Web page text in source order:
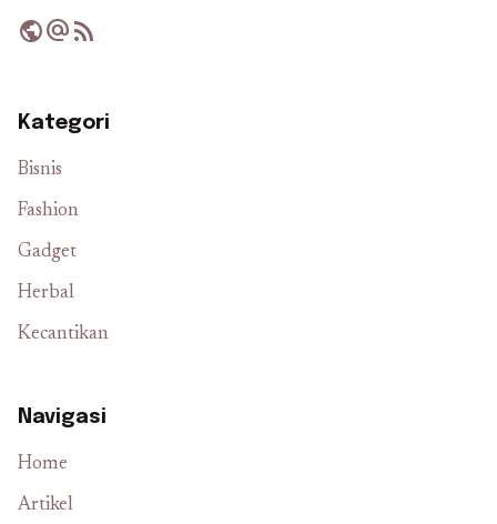
publicalternate_emailrss_feed
Kategori
Bisnis
Fashion
Gadget
Herbal
Kecantikan
Navigasi
Home
Artikel